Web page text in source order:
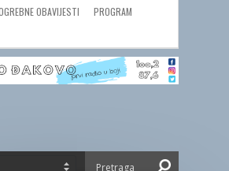
OBAVIJESTI
PROGRAM